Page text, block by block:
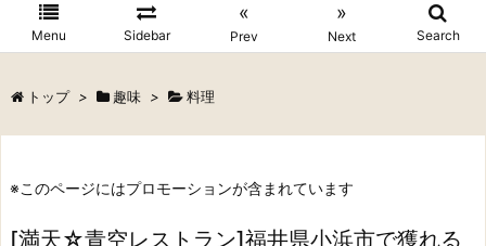
Menu Sidebar
«
Prev
»
Next Search
トップ > 趣味 > 料理
※このページにはプロモーションが含まれています
[満天☆青空レストラン]福井県小浜市で獲れる